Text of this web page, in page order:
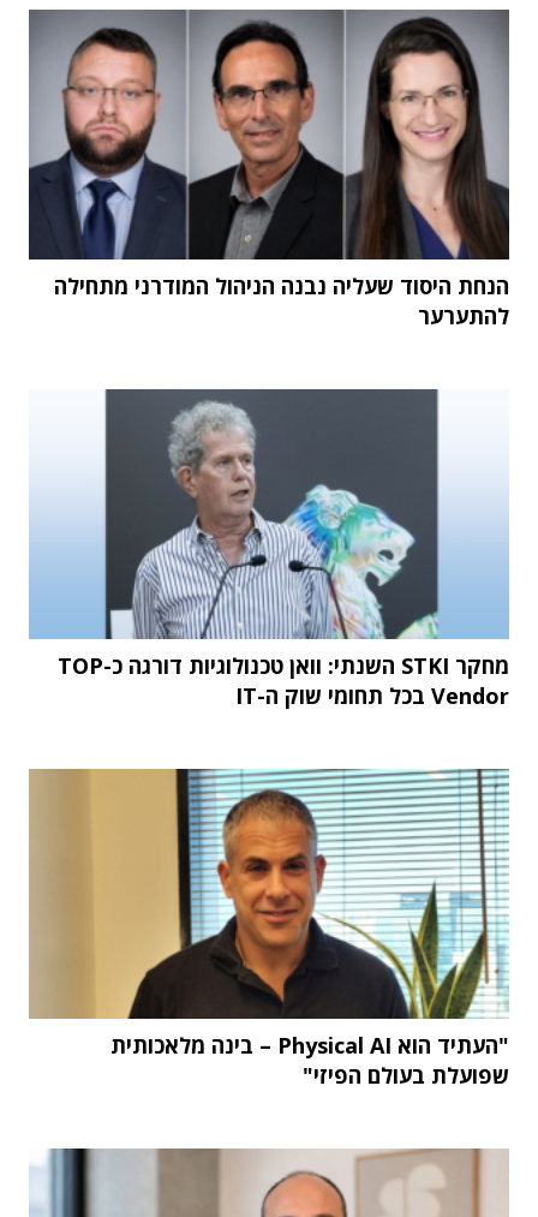
הנחת היסוד שעליה נבנה הניהול המודרני מתחילה
להתערער
מחקר STKI השנתי: וואן טכנולוגיות דורגה כ-TOP
Vendor בכל תחומי שוק ה-IT
"העתיד הוא Physical AI – בינה מלאכותית
שפועלת בעולם הפיזי"